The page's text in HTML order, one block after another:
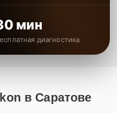
мин
диагностика
в Саратове